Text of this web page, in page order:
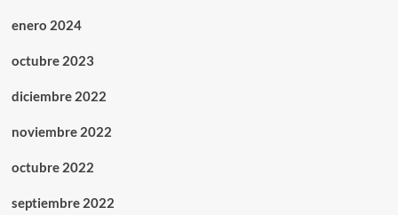
enero 2024
octubre 2023
diciembre 2022
noviembre 2022
octubre 2022
septiembre 2022